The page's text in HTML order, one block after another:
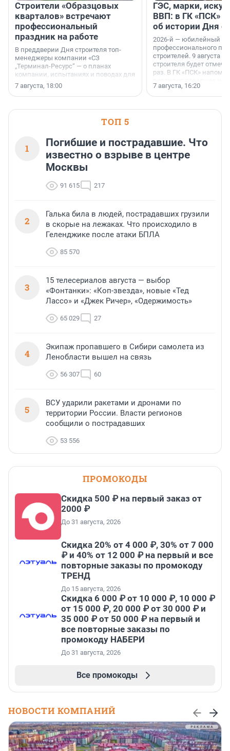
Строители «Образцовых
кварталов» встречают
профессиональный
праздник на работе
В преддверии Дня строителя топ-
менеджеры компании «СЗ
„Терминал-Ресурс“ — о планах
компании, испытаниях и поводах для
осторожного оптимизма.
7 августа, 18:00
ГЭС, марки,
ВВП: в ГК «ПСК»
об истории Дня
2026-й — юбилейный
профессионального
строителей. 9 августа
строителя будет
раз. В ГК «ПСК»
поменялась роль
7 августа, 16:20
ТОП 5
1
Погибшие и пострадавшие. Что
известно о взрыве в центре
Москвы
91 615 217
2
Галька била в людей, пострадавших грузили
в скорые на лежаках. Что происходило в
Геленджике после атаки БПЛА
85 570
3
15 телесериалов августа — выбор
«Фонтанки»: «Коп-звезда», новые «Тед
Лассо» и «Джек Ричер», «Одержимость»
65 029 27
4
Экипаж пропавшего в Сибири самолета из
Ленобласти вышел на связь
56 307 60
5
ВСУ ударили ракетами и дронами по
территории России. Власти регионов
сообщили о пострадавших
53 556
ПРОМОКОДЫ
Скидка 500 ₽ на первый заказ от
2000 ₽
До 31 августа, 2026
Скидка 20% от 4 000 ₽, 30% от 7 000
₽ и 40% от 12 000 ₽ на первый и все
повторные заказы по промокоду
ТРЕНД
До 15 августа, 2026
Скидка 6 000 ₽ от 10 000 ₽, 10 000 ₽
от 15 000 ₽, 20 000 ₽ от 30 000 ₽ и
35 000 ₽ от 50 000 ₽ на первый и
все повторные заказы по
промокоду НАБЕРИ
До 31 августа, 2026
Все промокоды
НОВОСТИ КОМПАНИЙ